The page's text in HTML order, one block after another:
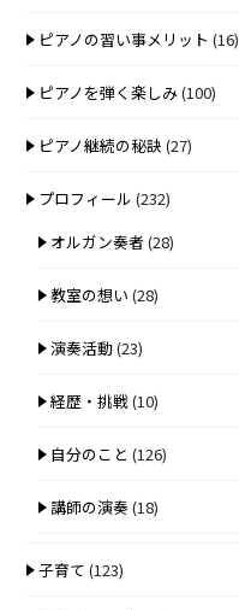
ピアノの習い事メリット (16)
ピアノを弾く楽しみ(100)
ピアノ継続の秘訣 (27)
プロフィール (232)
オルガン奏者 (28)
教室の想い (28)
演奏活動(23)
経歴・挑戦(10)
自分のこと (126)
講師の演奏(18)
子育て (123)